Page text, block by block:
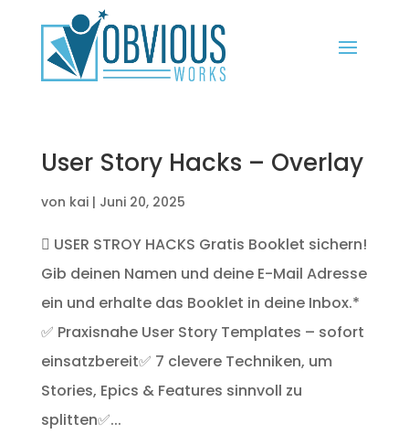
User Story Hacks – Overlay
von kai| Juni 20, 2025
 USER STROY HACKS Gratis Booklet sichern!
Gib deinen Namen und deine E-Mail Adresse
ein und erhalte das Booklet in deine Inbox.*
✅ Praxisnahe User Story Templates – sofort
einsatzbereit✅ 7 clevere Techniken, um
Stories, Epics & Features sinnvoll zu
splitten✅...